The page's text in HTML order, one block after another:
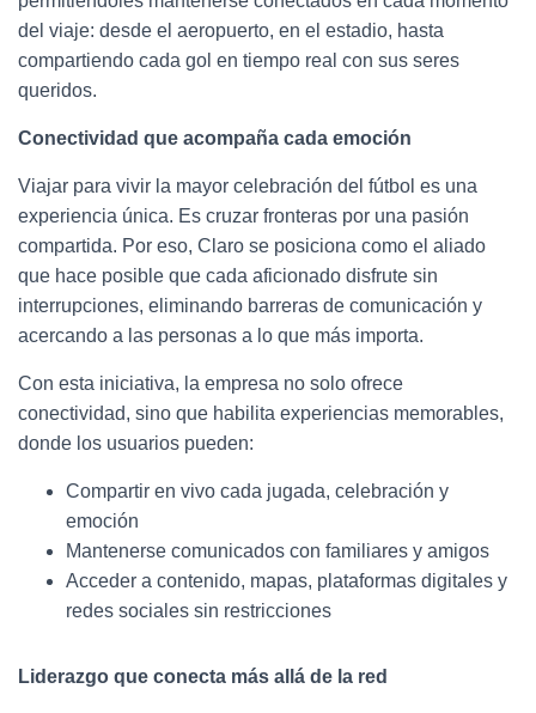
del viaje: desde el aeropuerto, en el estadio, hasta
compartiendo cada gol en tiempo real con sus seres
queridos.
Conectividad que acompaña cada emoción
Viajar para vivir la mayor celebración del fútbol es una
experiencia única. Es cruzar fronteras por una pasión
compartida. Por eso, Claro se posiciona como el aliado
que hace posible que cada aficionado disfrute sin
interrupciones, eliminando barreras de comunicación y
acercando a las personas a lo que más importa.
Con esta iniciativa, la empresa no solo ofrece
conectividad, sino que habilita experiencias memorables,
donde los usuarios pueden:
Compartir en vivo cada jugada, celebración y
emoción
Mantenerse comunicados con familiares y amigos
Acceder a contenido, mapas, plataformas digitales y
redes sociales sin restricciones
Liderazgo que conecta más allá de la red